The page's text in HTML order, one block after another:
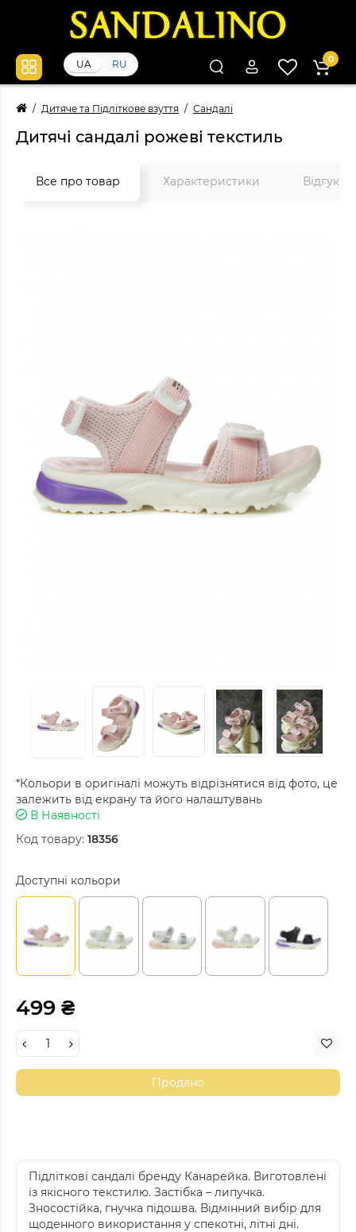
UA RU 0
Дитяче та Підліткове взуття Сандалі
Дитячі сандалі рожеві текстиль
Все про товар Характеристики Відгуки
*Кольори в оригіналі можуть відрізнятися від фото, це
залежить від екрану та його налаштувань
В Наявності
Код товару: 18356
Доступні кольори
499 ₴
Продано
Підліткові сандалі бренду Канарейка. Виготовлені
із якісного текстилю. Застібка – липучка.
Зносостійка, гнучка підошва. Відмінний вибір для
щоденного використання у спекотні, літні дні.